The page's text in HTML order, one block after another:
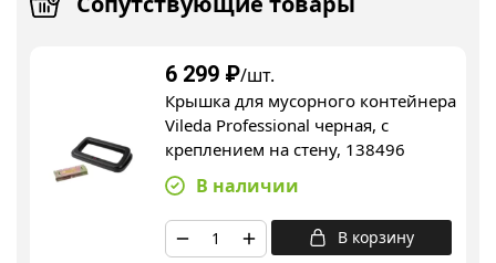
6 299 ₽/шт.
Крышка для мусорного контейнера
Vileda Professional черная, с
креплением на стену, 138496
В наличии
В корзину